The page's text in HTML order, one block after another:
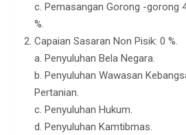
c. Pemasangan Gorong -gorong
%.
Capaian Sasaran Non Pisik: 0 %.
a. Penyuluhan Bela Negara.
b. Penyuluhan Wawasan
Pertanian.
c. Penyuluhan Hukum.
d. Penyuluhan Kamtibmas.